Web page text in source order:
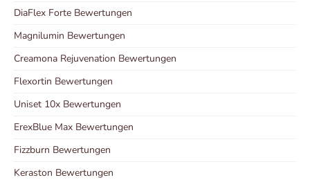
DiaFlex Forte Bewertungen
Magnilumin Bewertungen
Creamona Rejuvenation Bewertungen
Flexortin Bewertungen
Uniset 10x Bewertungen
ErexBlue Max Bewertungen
Fizzburn Bewertungen
Keraston Bewertungen